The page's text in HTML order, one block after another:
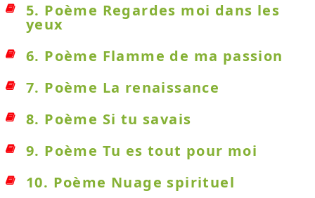
5. Poème Regardes moi dans les
yeux
6. Poème Flamme de ma passion
7. Poème La renaissance
8. Poème Si tu savais
9. Poème Tu es tout pour moi
10. Poème Nuage spirituel